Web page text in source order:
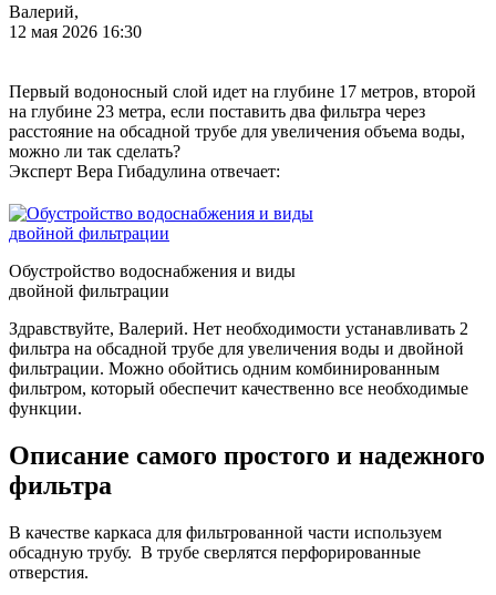
Валерий,
12 мая 2026 16:30
Первый водоносный слой идет на глубине 17 метров, второй
на глубине 23 метра, если поставить два фильтра через
расстояние на обсадной трубе для увеличения объема воды,
можно ли так сделать?
Эксперт Вера Гибадулина отвечает:
Обустройство водоснабжения и виды
двойной фильтрации
Здравствуйте, Валерий. Нет необходимости устанавливать 2
фильтра на обсадной трубе для увеличения воды и двойной
фильтрации. Можно обойтись одним комбинированным
фильтром, который обеспечит качественно все необходимые
функции.
Описание самого простого и надежного
фильтра
В качестве каркаса для фильтрованной части используем
обсадную трубу. В трубе сверлятся перфорированные
отверстия.